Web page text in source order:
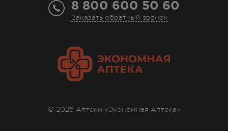
8 800 600 50 60
Заказать обратный звонок
© 2026 Аптеки «Экономная Аптека»